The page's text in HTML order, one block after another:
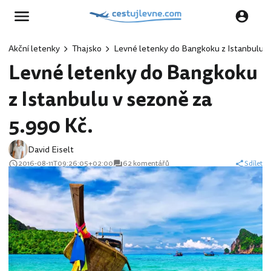
Akční letenky Thajsko Levné letenky do Bangkoku z Istanbulu
Levné letenky do Bangkoku
z Istanbulu v sezoně za
5.990 Kč.
David Eiselt
2016-08-11T09:26:05+02:00 62 komentářů Sdílet